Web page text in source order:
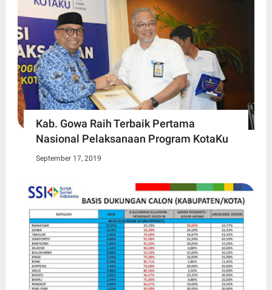
Kab. Gowa Raih Terbaik Pertama
Nasional Pelaksanaan Program KotaKu
September 17, 2019